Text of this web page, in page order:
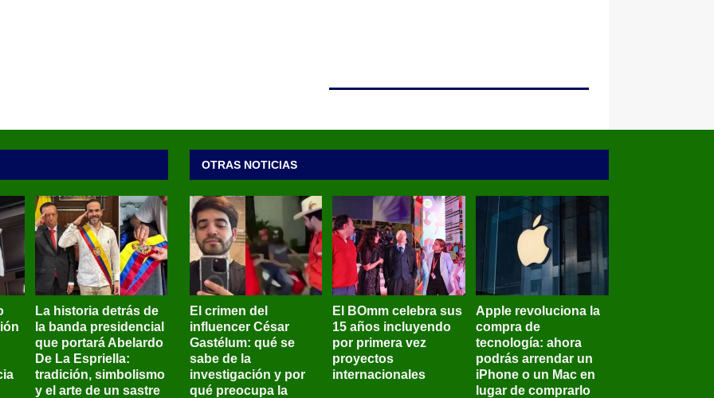
La historia detrás de
la banda presidencial
que portará Abelardo
De La Espriella:
tradición, simbolismo
y el arte de un sastre
OTRAS NOTICIAS
El crimen del
influencer César
Gastélum: qué se
sabe de la
investigación y por
qué preocupa la
El BOmm celebra sus
15 años incluyendo
por primera vez
proyectos
internacionales
Apple revoluciona la
compra de
tecnología: ahora
podrás arrendar un
iPhone o un Mac en
lugar de comprarlo